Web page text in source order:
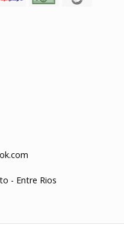
- Entre Rios